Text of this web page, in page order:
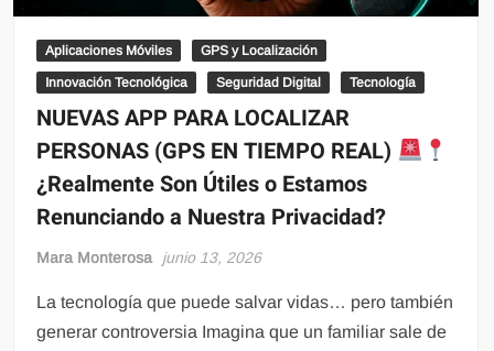
Aplicaciones Móviles GPS y Localización
Innovación Tecnológica Seguridad Digital Tecnología
NUEVAS APP PARA LOCALIZAR
PERSONAS (GPS EN TIEMPO REAL)
¿Realmente Son Útiles o Estamos
Renunciando a Nuestra Privacidad?
Mara Monterosa junio 13, 2026
La tecnología que puede salvar vidas… pero también
generar controversia Imagina que un familiar sale de